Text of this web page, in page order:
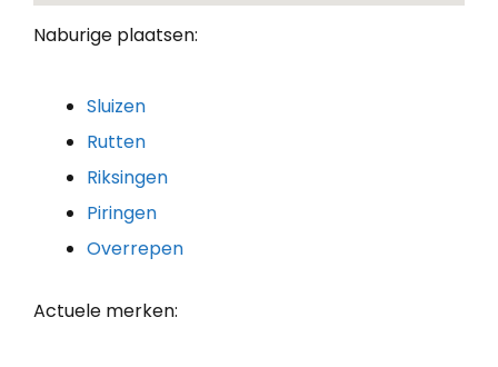
Naburige plaatsen:
Sluizen
Rutten
Riksingen
Piringen
Overrepen
Actuele merken: